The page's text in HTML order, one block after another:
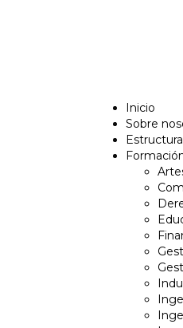
Inicio
Sobre
Estructura